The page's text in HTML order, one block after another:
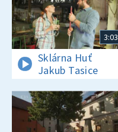
3:03
Sklárna Huť
Jakub Tasice